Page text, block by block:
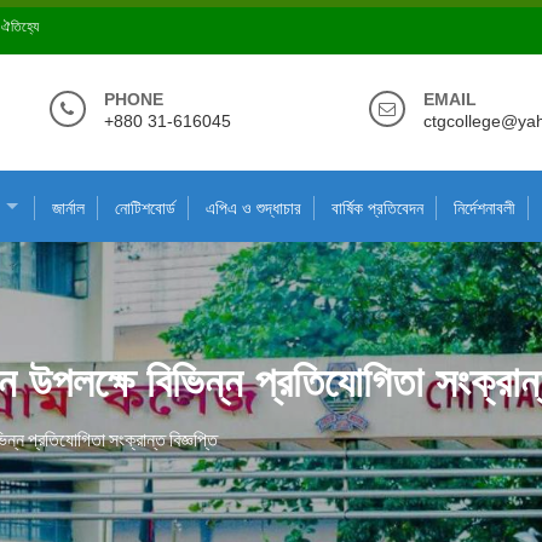
ঐতিহ্যে
PHONE
+880 31-616045
EMAIL
জার্নাল নোটিশবোর্ড এপিএ ও শুদ্ধাচার বার্ষিক প্রতিবেদন নির্দেশনাবলী
বিভিন্ন প্রতিযোগিতা
প্রতিযোগিতা সংক্রান্ত বিজ্ঞপ্তি